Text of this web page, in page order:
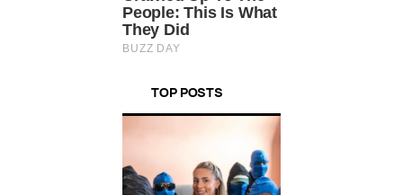
TOP POSTS